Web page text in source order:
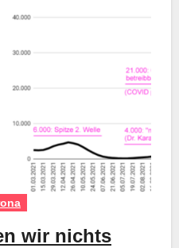
wir nichts